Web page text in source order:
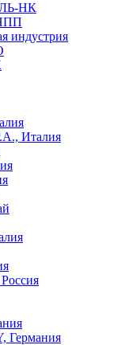
НК
индустрия
Италия
Германия